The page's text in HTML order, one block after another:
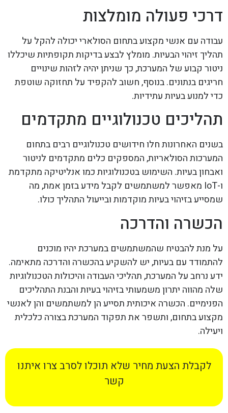
דרכי פעולה מומלצות
עבודה עם אנשי מקצוע בתחום הסולארי יכולה להקל על
תהליך זיהוי הבעיות. מומלץ לבצע בדיקות תקופתיות שיכללו
ניטור קבוע של המערכת, כך שניתן יהיה לזהות שינויים
חריגים בנתונים. בנוסף, חשוב להקפיד על תחזוקה שוטפת
כדי למנוע בעיות עתידיות.
תהליכים טכנולוגיים מתקדמים
בשנים האחרונות חלו חידושים טכנולוגיים רבים בתחום
המערכות הסולאריות, המספקים כלים מתקדמים לניטור
ואבחון בעיות. השימוש בטכנולוגיות כמו אנליטיקה מתקדמת
ו-IoT מאפשר למשתמשים לקבל מידע בזמן אמת, מה
שמסייע בזיהוי בעיות מוקדמות ובייעול התהליך כולו.
הכשרה והדרכה
על מנת להבטיח שהמשתמשים במערכת יהיו מוכנים
להתמודד עם בעיות, יש להשקיע בהכשרה והדרכה מתאימה.
ידע נרחב על המערכת, תהליכי העבודה והיכולות הטכנולוגיות
שלה מהווה יתרון משמעותי בזיהוי בעיות והבנת התהליכים
הפנימיים. הכשרה איכותית תסייע הן למשתמשים והן לאנשי
מקצוע בתחום, ותשפר את תפקוד המערכת בצורה כלכלית
ויעילה.
לקבלת הצעת מחיר שלא תוכלו לסרב צרו איתנו
קשר